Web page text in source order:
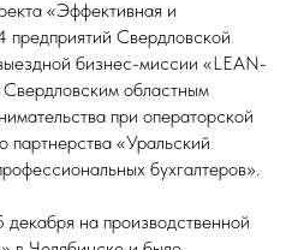
«Эффективная и
предприятий Свердловской
бизнес-миссии «LEAN-
областным
при операторской
партнерства «Уральский
бухгалтеров».
на производственной